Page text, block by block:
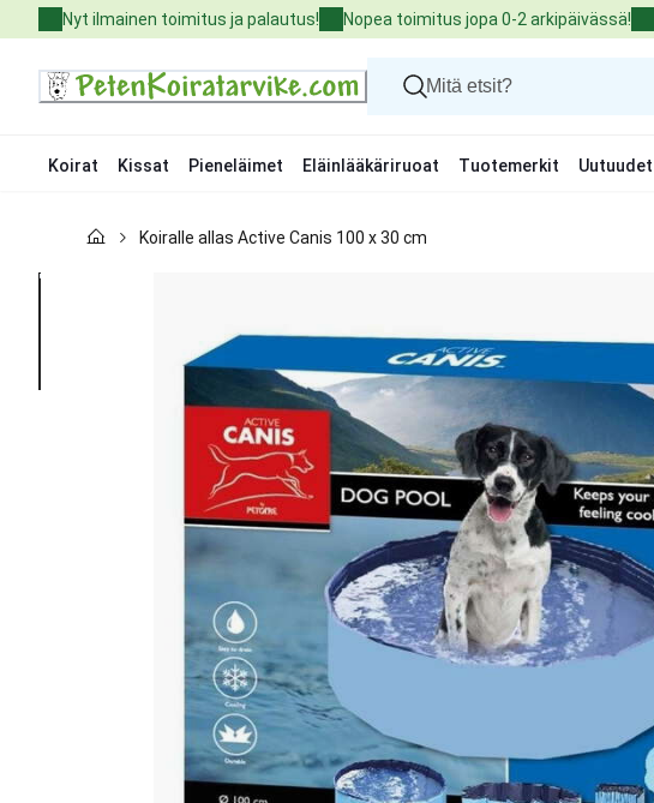
to
Nyt ilmainen toimitus ja palautus! Nopea toimitus jopa 0-2 arkipäivässä!
Koirat Kissat Pieneläimet Eläinlääkäriruoat Tuotemerkit Uutuudet
Kissat
Koiralle allas Active Canis 100 x 30 cm